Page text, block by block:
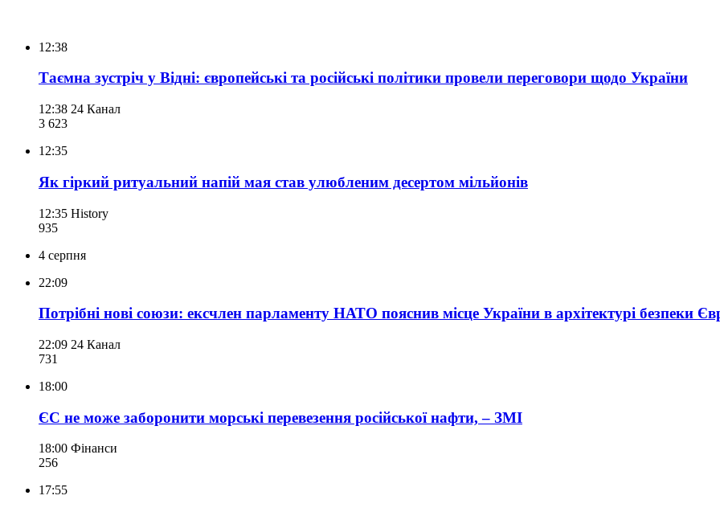
12:38
Таємна зустріч у Відні: європейські та російські політики провели переговори щодо України
12:38 24 Канал
3 623
12:35
Як гіркий ритуальний напій мая став улюбленим десертом мільйонів
12:35 History
935
4 серпня
22:09
Потрібні нові союзи: ексчлен парламенту НАТО пояснив місце України в архітектурі безпеки
22:09 24 Канал
731
18:00
ЄС не може заборонити морські перевезення російської нафти, – ЗМІ
18:00 Фінанси
256
17:55